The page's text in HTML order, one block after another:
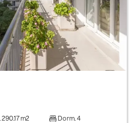
290.17 m2 Dorm. 4